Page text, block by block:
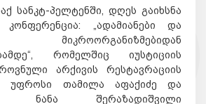
სანკტ-პელტენში, დღეს გაიხსნა
„ადამიანები და
რომელშიც იუსტიციის
არქივის რესტავრაციის
უფროსი თამილა აფაქიძე და
ნანა შერაზადიშვილი